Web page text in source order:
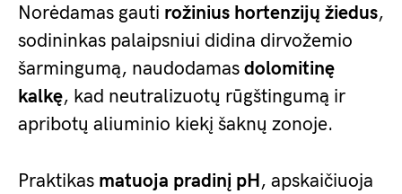
Norėdamas gauti rožinius hortenzijų žiedus,
sodininkas palaipsniui didina dirvožemio
šarmingumą, naudodamas dolomitinę
kalkę, kad neutralizuotų rūgštingumą ir
apribotų aliuminio kiekį šaknų zonoje.
Praktikas matuoja pradinį pH, apskaičiuoja